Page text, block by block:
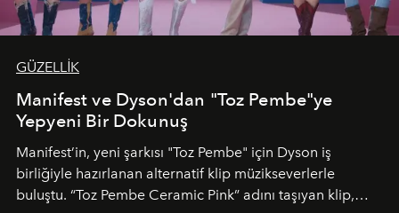
GÜZELLİK
Manifest ve Dyson'dan "Toz Pembe"ye
Yepyeni Bir Dokunuş
Manifest’in, yeni şarkısı "Toz Pembe" için Dyson iş
birliğiyle hazırlanan alternatif klip müzikseverlerle
buluştu. “Toz Pembe Ceramic Pink” adını taşıyan klip,